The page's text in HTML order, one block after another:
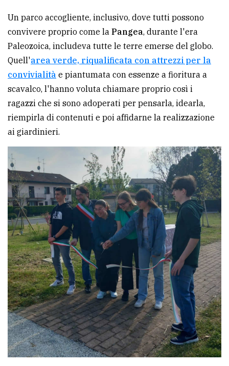
pubblicità
CERCA
Cerca
per
comune
Ricerca
LE
ALTRE
TESTATE
PRIVACY
Privacy
policy
Cookie
policy
Un parco accogliente, inclusivo, dove tutti possono
convivere proprio come la Pangea, durante l'era
Paleozoica, includeva tutte le terre emerse del globo.
Quell'area verde, riqualificata con attrezzi per la
convivialità e piantumata con essenze a fioritura a
scavalco, l'hanno voluta chiamare proprio così i
ragazzi che si sono adoperati per pensarla, idearla,
riempirla di contenuti e poi affidarne la realizzazione
ai giardinieri.